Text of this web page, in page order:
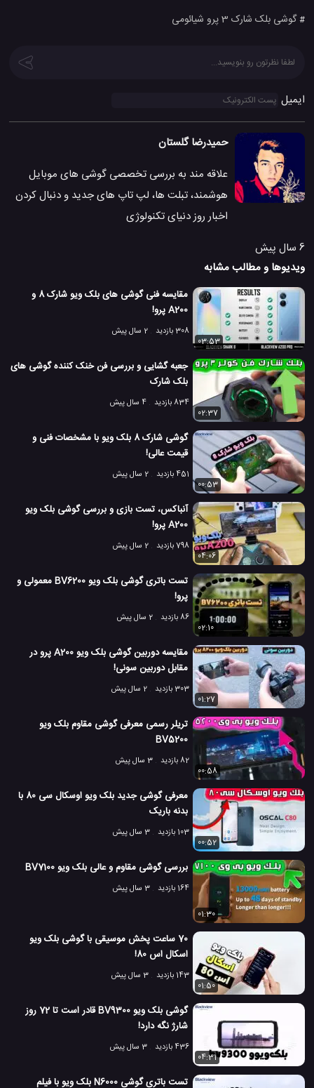
# گوشی بلک شارک 3 پرو شیائومی
ایمیل
حمیدرضا گلستان
علاقه مند به بررسی تخصصی گوشی های موبایل
هوشمند، تبلت ها، لپ تاپ های جدید و دنبال کردن
اخبار روز دنیای تکنولوژی
6 سال پیش
ویدیوها و مطالب مشابه
مقایسه فنی گوشی های بلک ویو شارک 8 و
A200 پرو!
308 بازدید
2 سال پیش
03:53
جعبه گشایی و بررسی فن خنک کننده گوشی های
بلک شارک
834 بازدید
4 سال پیش
02:37
گوشی شارک 8 بلک ویو با مشخصات فنی و
قیمت عالی!
451 بازدید
2 سال پیش
00:53
آنباکس، تست بازی و بررسی گوشی بلک ویو
A200 پرو!
798 بازدید
2 سال پیش
04:06
تست باتری گوشی بلک ویو BV6200 معمولی و
پرو!
86 بازدید
2 سال پیش
02:10
مقایسه دوربین گوشی بلک ویو A200 پرو در
مقابل دوربین سونی!
303 بازدید
2 سال پیش
01:27
تریلر رسمی معرفی گوشی مقاوم بلک ویو
BV5200
82 بازدید
3 سال پیش
00:58
معرفی گوشی جدید بلک ویو اوسکال سی 80 با
بدنه باریک
103 بازدید
3 سال پیش
00:52
بررسی گوشی مقاوم و عالی بلک ویو BV7100
164 بازدید 3 سال پیش
01:30
70 ساعت پخش موسیقی با گوشی بلک ویو
اسکال اس 80!
143 بازدید
3 سال پیش
01:50
گوشی بلک ویو BV9300 قادر است تا 72 روز
شارژ نگه دارد!
436 بازدید
3 سال پیش
04:31
تست باتری گوشی N6000 بلک ویو با فیلم